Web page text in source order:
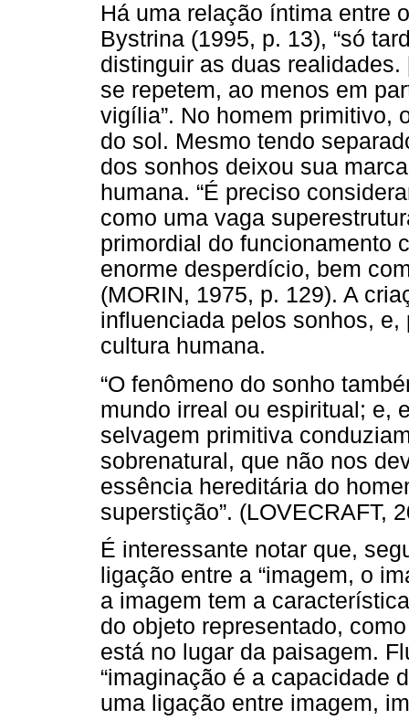
Há uma relação íntima entre
Bystrina (1995, p. 13), “só
distinguir as duas
se repetem, ao menos em
vigília”. No homem primitivo,
do sol. Mesmo tendo
dos sonhos deixou sua
humana. “É preciso
como uma vaga
primordial do funcionamento
enorme desperdício, bem
(MORIN, 1975, p. 129). A
influenciada pelos sonhos,
cultura humana.
“O fenômeno do sonho
mundo irreal ou espiritual; e,
selvagem primitiva
sobrenatural, que não nos
essência hereditária do
superstição”. (LOVECRAFT,
É interessante notar que,
ligação entre a “imagem, o
a imagem tem a
do objeto representado,
está no lugar da paisagem.
“imaginação é a capacidade
uma ligação entre imagem,